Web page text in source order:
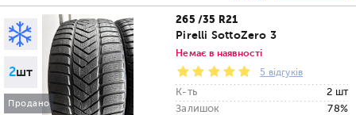
2шт
Продано
265 /35 R21
Pirelli SottoZero 3
Немає в наявності
5 відгуків
К-ть
2 шт
Залишок
78%